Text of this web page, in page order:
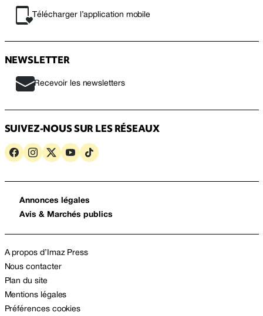
Télécharger l’application mobile
NEWSLETTER
Recevoir les newsletters
SUIVEZ-NOUS SUR LES RÉSEAUX
Annonces légales
Avis & Marchés publics
A propos d’Imaz Press
Nous contacter
Plan du site
Mentions légales
Préférences cookies